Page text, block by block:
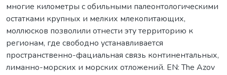
многие километры с обильными палеонтологическими
остатками крупных и мелких млекопитающих,
моллюсков позволили отнести эту территорию к
регионам, где свободно устанавливается
пространственно-фациальная связь континентальных,
лиманно-морских и морских отложений. EN: The Azov